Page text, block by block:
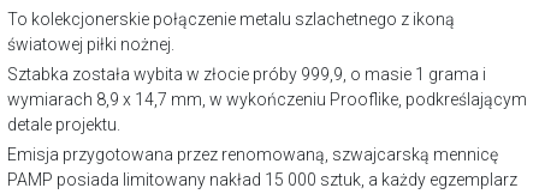
To kolekcjonerskie połączenie metalu szlachetnego z ikoną
światowej piłki nożnej.
Sztabka została wybita w złocie próby 999,9, o masie 1 grama i
wymiarach 8,9 x 14,7 mm, w wykończeniu Prooflike, podkreślającym
detale projektu.
Emisja przygotowana przez renomowaną, szwajcarską mennicę
PAMP posiada limitowany nakład 15 000 sztuk, a każdy egzemplarz